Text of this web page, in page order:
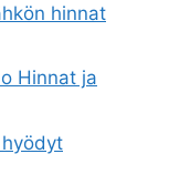
hinnat
Hinnat ja